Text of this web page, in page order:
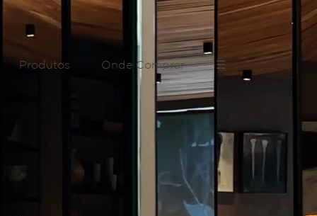
Produtos Onde Comprar ☰